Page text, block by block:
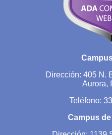
Dirección: 405 N.
Aurora,
Teléfono:
Campus